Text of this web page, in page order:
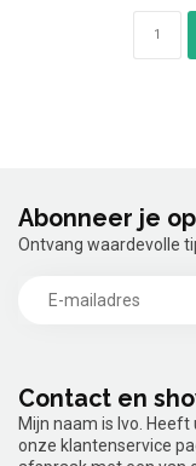
Contact en
Mijn naam is Ivo.
onze klantenservice
Abonneer je
Ontvang waardevolle